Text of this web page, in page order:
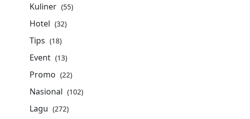
Kuliner (55)
Hotel (32)
Tips (18)
Event (13)
Promo (22)
Nasional (102)
Lagu (272)